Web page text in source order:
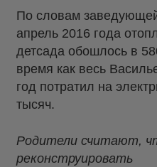
По словам
апрель 2016 года
детсада обошлось в
время как весь
год потратил на
тысяч.
Родители считают,
реконструировать